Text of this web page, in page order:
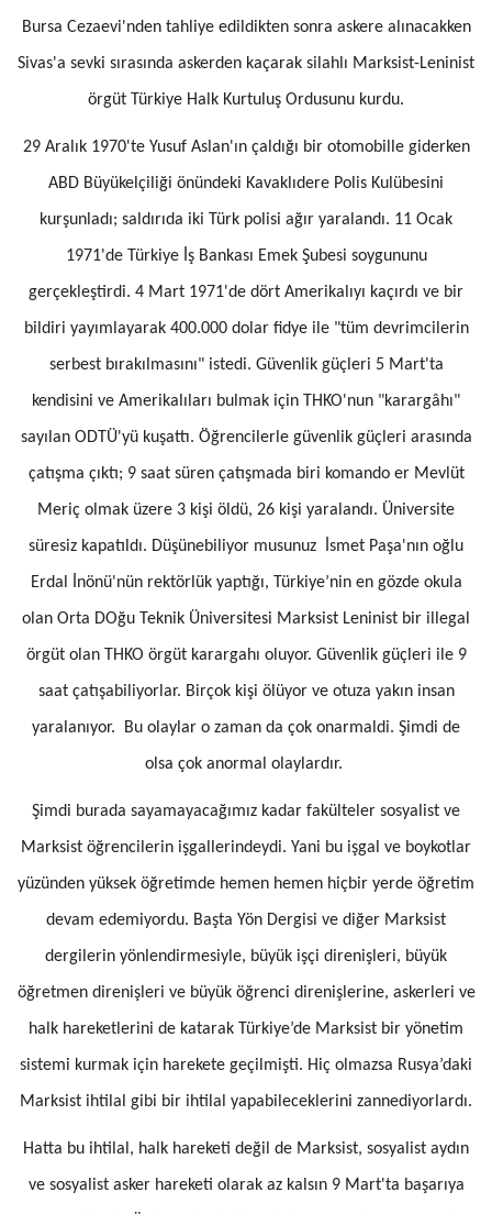
Bursa Cezaevi'nden tahliye edildikten sonra askere alınacakken
Sivas'a sevki sırasında askerden kaçarak silahlı Marksist-Leninist
örgüt Türkiye Halk Kurtuluş Ordusunu kurdu.
29 Aralık 1970'te Yusuf Aslan'ın çaldığı bir otomobille giderken
ABD Büyükelçiliği önündeki Kavaklıdere Polis Kulübesini
kurşunladı; saldırıda iki Türk polisi ağır yaralandı. 11 Ocak
1971'de Türkiye İş Bankası Emek Şubesi soygununu
gerçekleştirdi. 4 Mart 1971'de dört Amerikalıyı kaçırdı ve bir
bildiri yayımlayarak 400.000 dolar fidye ile "tüm devrimcilerin
serbest bırakılmasını" istedi. Güvenlik güçleri 5 Mart'ta
kendisini ve Amerikalıları bulmak için THKO'nun "karargâhı"
sayılan ODTÜ'yü kuşattı. Öğrencilerle güvenlik güçleri arasında
çatışma çıktı; 9 saat süren çatışmada biri komando er Mevlüt
Meriç olmak üzere 3 kişi öldü, 26 kişi yaralandı. Üniversite
süresiz kapatıldı. Düşünebiliyor musunuz İsmet Paşa'nın oğlu
Erdal İnönü'nün rektörlük yaptığı, Türkiye’nin en gözde okula
olan Orta DOğu Teknik Üniversitesi Marksist Leninist bir illegal
örgüt olan THKO örgüt karargahı oluyor. Güvenlik güçleri ile 9
saat çatışabiliyorlar. Birçok kişi ölüyor ve otuza yakın insan
yaralanıyor. Bu olaylar o zaman da çok onarmaldi. Şimdi de
olsa çok anormal olaylardır.
Şimdi burada sayamayacağımız kadar fakülteler sosyalist ve
Marksist öğrencilerin işgallerindeydi. Yani bu işgal ve boykotlar
yüzünden yüksek öğretimde hemen hemen hiçbir yerde öğretim
devam edemiyordu. Başta Yön Dergisi ve diğer Marksist
dergilerin yönlendirmesiyle, büyük işçi direnişleri, büyük
öğretmen direnişleri ve büyük öğrenci direnişlerine, askerleri ve
halk hareketlerini de katarak Türkiye’de Marksist bir yönetim
sistemi kurmak için harekete geçilmişti. Hiç olmazsa Rusya’daki
Marksist ihtilal gibi bir ihtilal yapabileceklerini zannediyorlardı.
Hatta bu ihtilal, halk hareketi değil de Marksist, sosyalist aydın
ve sosyalist asker hareketi olarak az kalsın 9 Mart'ta başarıya